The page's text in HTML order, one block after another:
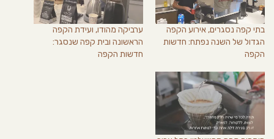
בתי קפה נסגרים, אירוע הקפה
הגדול של השנה נפתח: חדשות
הקפה
ערביקה מהודו, ועידת הקפה
הראשונה ובית קפה שנסגר:
חדשות הקפה